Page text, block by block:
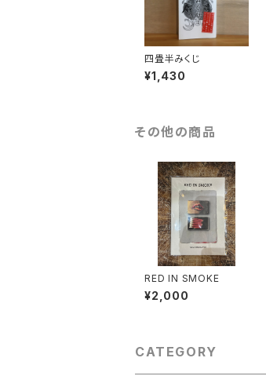
四畳半みくじ
¥1,430
その他の商品
RED IN SMOKE
¥2,000
CATEGORY